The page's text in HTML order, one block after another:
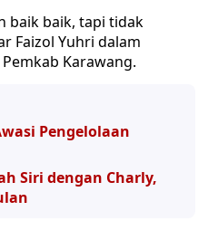
baik baik, tapi tidak
Faizol Yuhri dalam
Karawang.
Pengelolaan
Siri dengan Charly,